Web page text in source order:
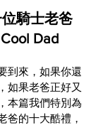
騎士老爸
Dad
到來，如果你還
如果老爸正好又
本篇我們特別為
爸的十大酷禮，